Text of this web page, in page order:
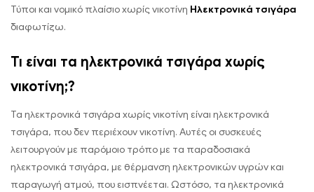
Τύποι και νομικό πλαίσιο χωρίς νικοτίνη Ηλεκτρονικά τσιγάρα
διαφωτίζω.
Τι είναι τα ηλεκτρονικά τσιγάρα χωρίς
νικοτίνη;?
Τα ηλεκτρονικά τσιγάρα χωρίς νικοτίνη είναι ηλεκτρονικά
τσιγάρα, που δεν περιέχουν νικοτίνη. Αυτές οι συσκευές
λειτουργούν με παρόμοιο τρόπο με τα παραδοσιακά
ηλεκτρονικά τσιγάρα, με θέρμανση ηλεκτρονικών υγρών και
παραγωγή ατμού, που εισπνέεται. Ωστόσο, τα ηλεκτρονικά